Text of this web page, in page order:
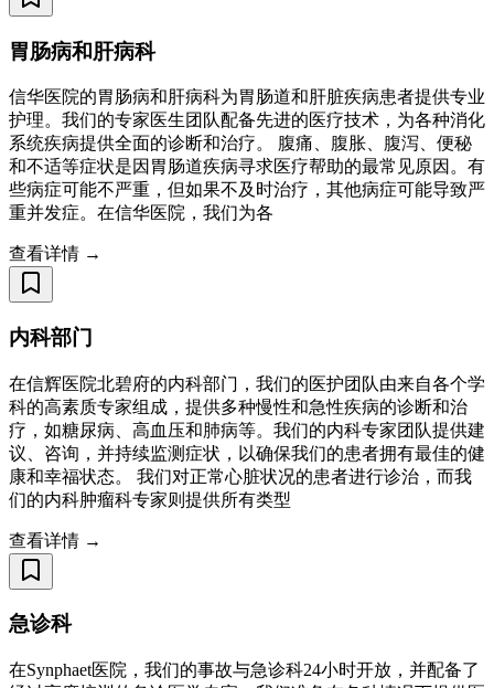
胃肠病和肝病科
信华医院的胃肠病和肝病科为胃肠道和肝脏疾病患者提供专业
护理。我们的专家医生团队配备先进的医疗技术，为各种消化
系统疾病提供全面的诊断和治疗。 腹痛、腹胀、腹泻、便秘
和不适等症状是因胃肠道疾病寻求医疗帮助的最常见原因。有
些病症可能不严重，但如果不及时治疗，其他病症可能导致严
重并发症。在信华医院，我们为各
查看详情 →
内科部门
在信辉医院北碧府的内科部门，我们的医护团队由来自各个学
科的高素质专家组成，提供多种慢性和急性疾病的诊断和治
疗，如糖尿病、高血压和肺病等。我们的内科专家团队提供建
议、咨询，并持续监测症状，以确保我们的患者拥有最佳的健
康和幸福状态。 我们对正常心脏状况的患者进行诊治，而我
们的内科肿瘤科专家则提供所有类型
查看详情 →
急诊科
在Synphaet医院，我们的事故与急诊科24小时开放，并配备了